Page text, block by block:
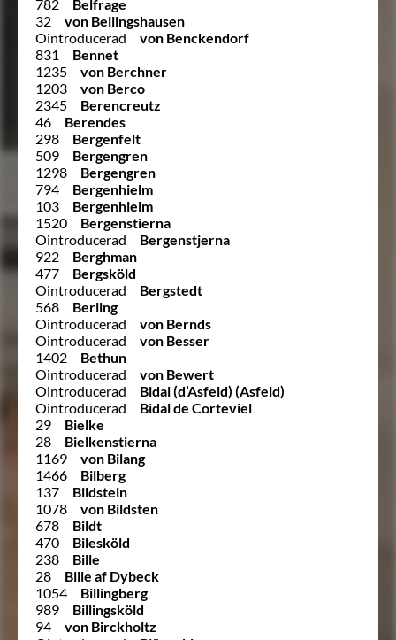
782
Belfrage
32
von Bellingshausen
Ointroducerad
von Benckendorf
831
Bennet
1235
von Berchner
1203
von Berco
2345
Berencreutz
46
Berendes
298
Bergenfelt
509
Bergengren
1298
Bergengren
794
Bergenhielm
103
Bergenhielm
1520
Bergenstierna
Ointroducerad
Bergenstjerna
922
Berghman
477
Bergsköld
Ointroducerad
Bergstedt
568
Berling
Ointroducerad
von Bernds
Ointroducerad
von Besser
1402
Bethun
Ointroducerad
von Bewert
Ointroducerad
Bidal (d’Asfeld) (Asfeld)
Ointroducerad
Bidal de Corteviel
29
Bielke
28
Bielkenstierna
1169
von Bilang
1466
Bilberg
137
Bildstein
1078
von Bildsten
678
Bildt
470
Bilesköld
238
Bille
28
Bille af Dybeck
1054
Billingberg
989
Billingsköld
94
von Birckholtz